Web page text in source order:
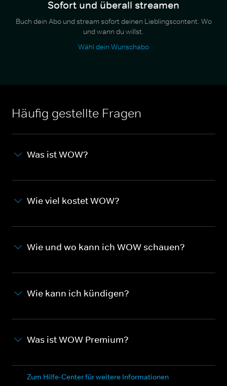
Sofort und überall streamen
Buch dein Abo und stream sofort deinen Lieblingscontent. Wo
und wann du willst.
Wähl dein Wunschabo
Häufig gestellte Fragen
Was ist WOW?
Wie viel kostet WOW?
Wie und wo kann ich WOW schauen?
Wie kann ich kündigen?
Was ist WOW Premium?
Zum Hilfe-Center für weitere Informationen